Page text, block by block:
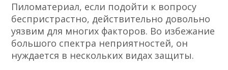
Пиломатериал, если подойти к вопросу
беспристрастно, действительно довольно
уязвим для многих факторов. Во избежание
большого спектра неприятностей, он
нуждается в нескольких видах защиты.